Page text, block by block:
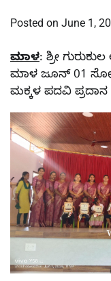
Posted on June 1,
ಮಾಳ: ಶ್ರೀ
ಮಾಳ ಜೂನ್ 01
ಮಕ್ಕಳ ಪದವಿ